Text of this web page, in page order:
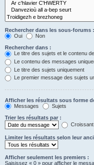
Rechercher dans les sous-forums :
Oui
Non
Rechercher dans :
Le titre des sujets et le contenu
Le contenu des messages
Le titre des sujets uniquement
Le premier message des sujets
Afficher les résultats sous forme
Messages
Sujets
Trier les résultats par :
Croissant
Limiter les résultats selon leur
Afficher seulement les premiers :
Saisissez « 0 » pour afficher le